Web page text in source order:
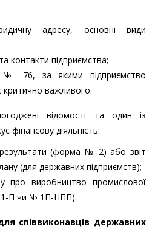
адресу, основні види
контакти підприємства;
№ 76, за якими підприємство
критично важливого.
відомості та один із
фінансову діяльність:
результати (форма № 2) або звіт
(для державних підприємств);
про виробництво промислової
1-П чи № 1П-НПП).
співвиконавців державних